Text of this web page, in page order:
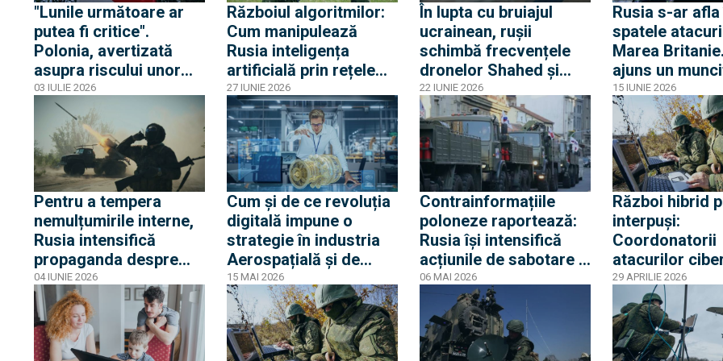
"Lunile următoare ar
putea fi critice".
Polonia, avertizată
asupra riscului unor
provocări militare din
partea Rusiei.
Scenariile luate în
calcul
03 IULIE 2026
Războiul algoritmilor:
Cum manipulează
Rusia inteligența
artificială prin rețele
masive de site-uri
false
27 IUNIE 2026
În lupta cu bruiajul
ucrainean, rușii
schimbă frecvențele
dronelor Shahed și
Gerbera. Ucraina va
trebui să acopere un
spectru mare nu doar
trei benzi principale
22 IUNIE 2026
Rusia s-ar afla
spatele
Marea
ajuns un
ucrainean să
incendieze o
proprietate
Keir Starmer
15 IUNIE 2026
Pentru a tempera
nemulțumirile interne,
Rusia intensifică
propaganda despre
presupuse lovituri
ucrainene împotriva
civililor
04 IUNIE 2026
Cum și de ce revoluția
digitală impune o
strategie în industria
Aerospațială și de
Apărare
15 MAI 2026
Contrainformațiile
poloneze raportează:
Rusia își intensifică
acțiunile de sabotare a
Europei din interior și
trece la operațiuni
profesionale de masă
06 MAI 2026
Război hibrid
interpuși:
Coordonatorii
atacurilor
asupra statelor
sunt angajați ai
aparatului de
Moscova
29 APRILIE 2026